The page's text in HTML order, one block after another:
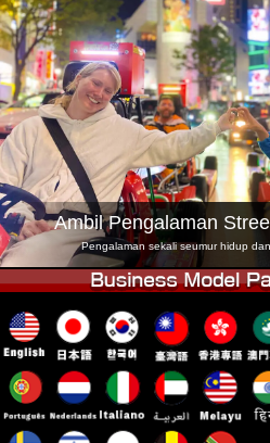
Akses Suara
Syarikat
Tukar
Tokyo Shinagawa
Tokyo Akihabara#2
Tokyo Shibuya Annex
Tokyo Asakusa
Okinawa
Ambil Pengalaman
Pengalaman sekali seumur hidup